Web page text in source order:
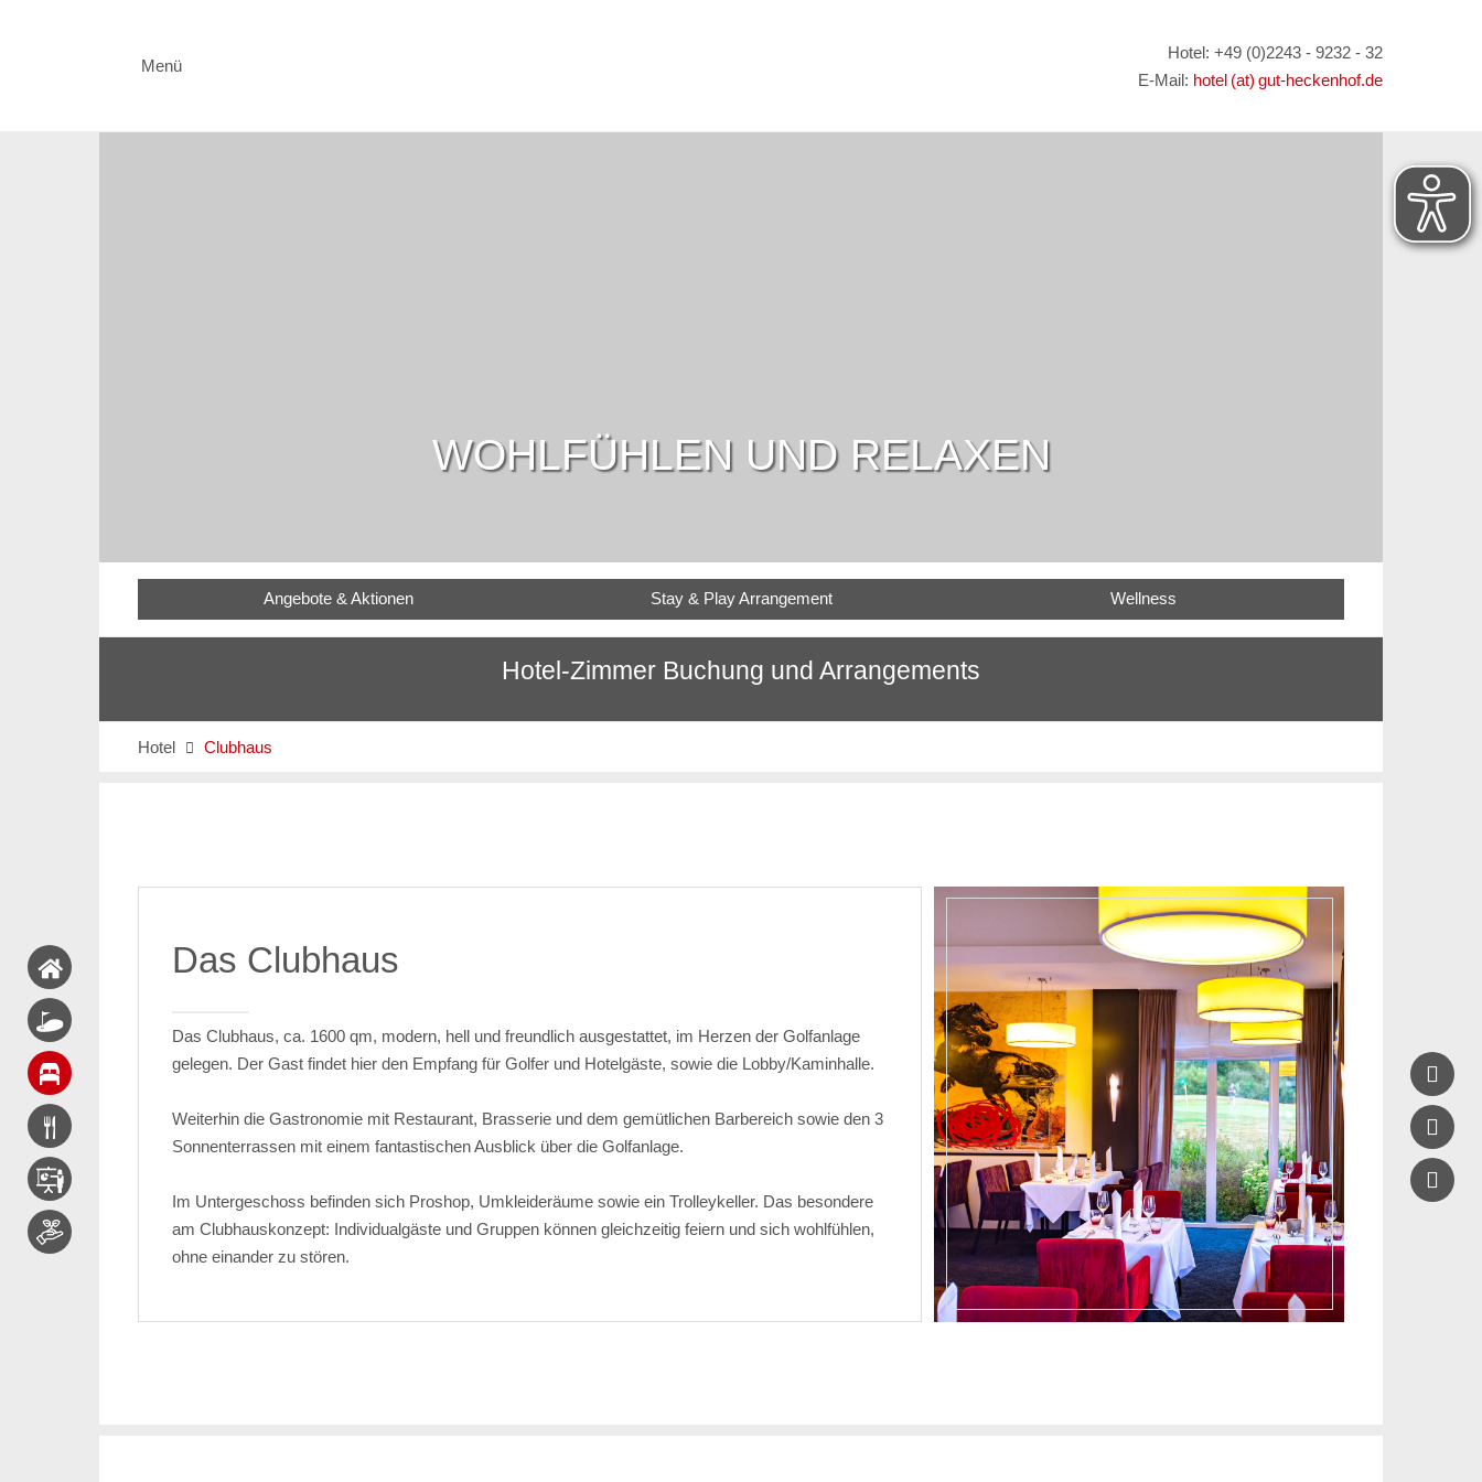
Menü
Hotel: +49 (0)2243 - 9232 - 32
E-Mail: hotel (at) gut-heckenhof.de
WOHLFÜHLEN UND RELAXEN
Angebote & Aktionen Stay & Play Arrangement Wellness
Hotel-Zimmer Buchung und Arrangements
Hotel  Clubhaus
Das Clubhaus
Das Clubhaus, ca. 1600 qm, modern, hell und freundlich ausgestattet, im Herzen der Golfanlage
gelegen. Der Gast findet hier den Empfang für Golfer und Hotelgäste, sowie die Lobby/Kaminhalle.
Weiterhin die Gastronomie mit Restaurant, Brasserie und dem gemütlichen Barbereich sowie den 3
Sonnenterrassen mit einem fantastischen Ausblick über die Golfanlage.
Im Untergeschoss befinden sich Proshop, Umkleideräume sowie ein Trolleykeller. Das besondere
am Clubhauskonzept: Individualgäste und Gruppen können gleichzeitig feiern und sich wohlfühlen,
ohne einander zu stören.


